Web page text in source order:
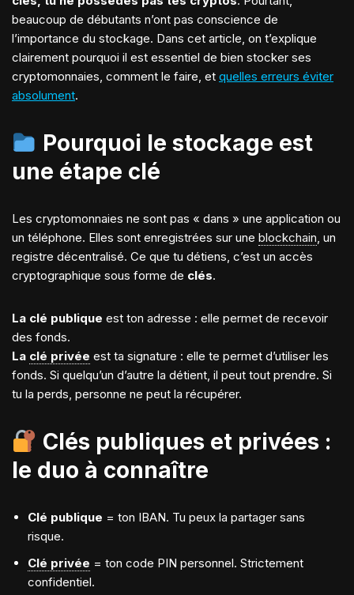
beaucoup de débutants n’ont pas conscience de
l’importance du stockage. Dans cet article, on t’explique
clairement pourquoi il est essentiel de bien stocker ses
cryptomonnaies, comment le faire, et quelles erreurs éviter
absolument.
Pourquoi le stockage est
une étape clé
Les cryptomonnaies ne sont pas « dans » une application ou
un téléphone. Elles sont enregistrées sur une blockchain, un
registre décentralisé. Ce que tu détiens, c’est un accès
cryptographique sous forme de clés.
La clé publique est ton adresse : elle permet de recevoir
des fonds.
La clé privée est ta signature : elle te permet d’utiliser les
fonds. Si quelqu’un d’autre la détient, il peut tout prendre. Si
tu la perds, personne ne peut la récupérer.
Clés publiques et privées :
le duo à connaître
Clé publique = ton IBAN. Tu peux la partager sans
risque.
Clé privée = ton code PIN personnel. Strictement
confidentiel.